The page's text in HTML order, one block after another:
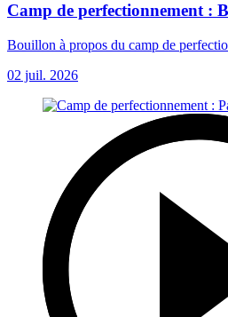
Camp de perfectionnement :
Bouillon à propos du camp de
02 juil. 2026